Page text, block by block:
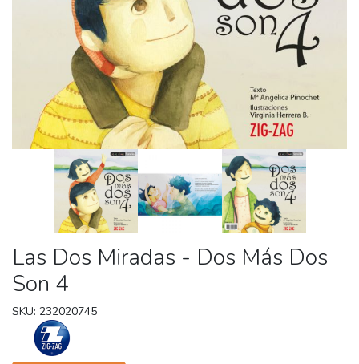
Las Dos Miradas - Dos Más Dos
Son 4
SKU: 232020745